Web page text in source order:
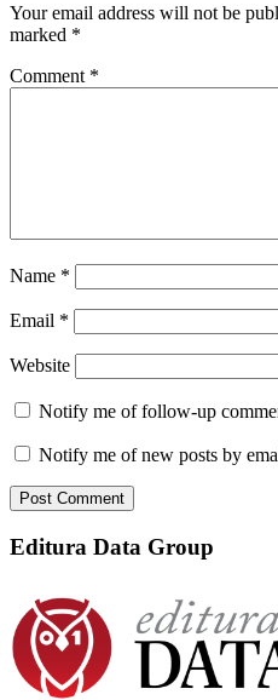
Your email address will not be
marked *
Comment *
Name *
Email *
Website
Notify me of follow-up
Notify me of new posts by
Editura Data Group